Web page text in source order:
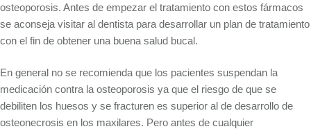
osteoporosis. Antes de empezar el tratamiento con estos fármacos
se aconseja visitar al dentista para desarrollar un plan de tratamiento
con el fin de obtener una buena salud bucal.
En general no se recomienda que los pacientes suspendan la
medicación contra la osteoporosis ya que el riesgo de que se
debiliten los huesos y se fracturen es superior al de desarrollo de
osteonecrosis en los maxilares. Pero antes de cualquier